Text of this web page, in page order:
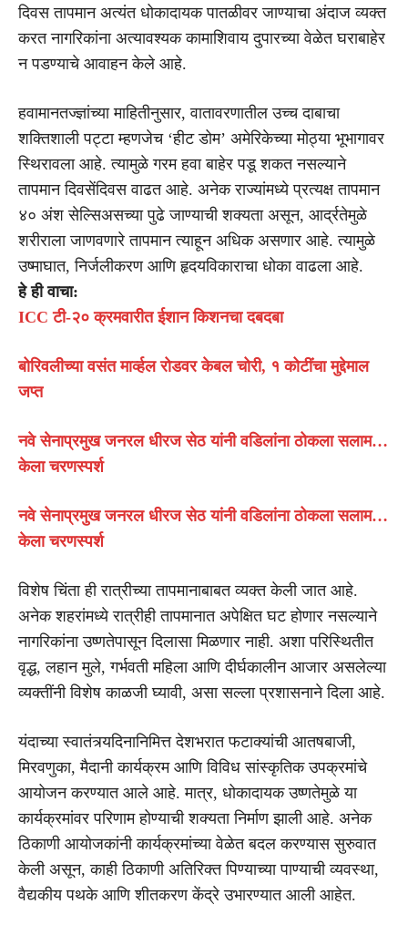
दिवस तापमान अत्यंत धोकादायक पातळीवर जाण्याचा अंदाज व्यक्त
करत नागरिकांना अत्यावश्यक कामाशिवाय दुपारच्या वेळेत घराबाहेर
न पडण्याचे आवाहन केले आहे.
हवामानतज्ज्ञांच्या माहितीनुसार, वातावरणातील उच्च दाबाचा
शक्तिशाली पट्टा म्हणजेच ‘हीट डोम’ अमेरिकेच्या मोठ्या भूभागावर
स्थिरावला आहे. त्यामुळे गरम हवा बाहेर पडू शकत नसल्याने
तापमान दिवसेंदिवस वाढत आहे. अनेक राज्यांमध्ये प्रत्यक्ष तापमान
४० अंश सेल्सिअसच्या पुढे जाण्याची शक्यता असून, आर्द्रतेमुळे
शरीराला जाणवणारे तापमान त्याहून अधिक असणार आहे. त्यामुळे
उष्माघात, निर्जलीकरण आणि हृदयविकाराचा धोका वाढला आहे.
हे ही वाचा:
ICC टी-२० क्रमवारीत ईशान किशनचा दबदबा
बोरिवलीच्या वसंत मार्व्हल रोडवर केबल चोरी, १ कोटींचा मुद्देमाल
जप्त
नवे सेनाप्रमुख जनरल धीरज सेठ यांनी वडिलांना ठोकला सलाम…
केला चरणस्पर्श
नवे सेनाप्रमुख जनरल धीरज सेठ यांनी वडिलांना ठोकला सलाम…
केला चरणस्पर्श
विशेष चिंता ही रात्रीच्या तापमानाबाबत व्यक्त केली जात आहे.
अनेक शहरांमध्ये रात्रीही तापमानात अपेक्षित घट होणार नसल्याने
नागरिकांना उष्णतेपासून दिलासा मिळणार नाही. अशा परिस्थितीत
वृद्ध, लहान मुले, गर्भवती महिला आणि दीर्घकालीन आजार असलेल्या
व्यक्तींनी विशेष काळजी घ्यावी, असा सल्ला प्रशासनाने दिला आहे.
यंदाच्या स्वातंत्र्यदिनानिमित्त देशभरात फटाक्यांची आतषबाजी,
मिरवणुका, मैदानी कार्यक्रम आणि विविध सांस्कृतिक उपक्रमांचे
आयोजन करण्यात आले आहे. मात्र, धोकादायक उष्णतेमुळे या
कार्यक्रमांवर परिणाम होण्याची शक्यता निर्माण झाली आहे. अनेक
ठिकाणी आयोजकांनी कार्यक्रमांच्या वेळेत बदल करण्यास सुरुवात
केली असून, काही ठिकाणी अतिरिक्त पिण्याच्या पाण्याची व्यवस्था,
वैद्यकीय पथके आणि शीतकरण केंद्रे उभारण्यात आली आहेत.